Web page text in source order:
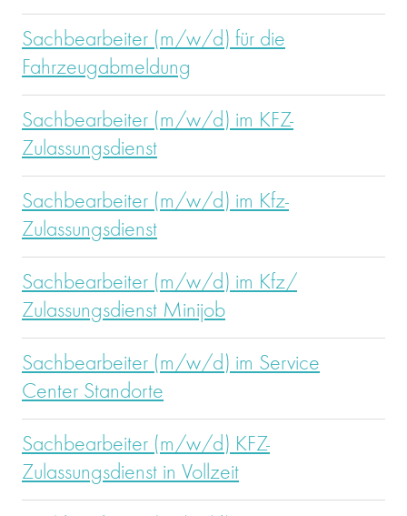
Sachbearbeiter (m/w/d) für die
Fahrzeugabmeldung
Sachbearbeiter (m/w/d) im KFZ-
Zulassungsdienst
Sachbearbeiter (m/w/d) im Kfz-
Zulassungsdienst
Sachbearbeiter (m/w/d) im Kfz/
Zulassungsdienst Minijob
Sachbearbeiter (m/w/d) im Service
Center Standorte
Sachbearbeiter (m/w/d) KFZ-
Zulassungsdienst in Vollzeit